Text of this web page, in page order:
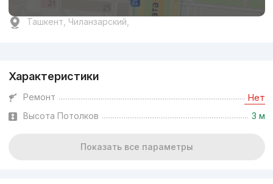
Ташкент, Чиланзарский,
Характеристики
Ремонт Нет
Высота Потолков 3 м
Показать все параметры